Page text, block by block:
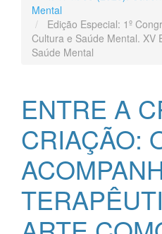
Mental
Edição Especial: 1º
Cultura e Saúde Mental. XV
Saúde Mental
ENTRE A
CRIAÇÃO: